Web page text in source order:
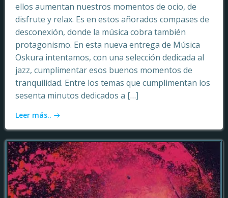
ellos aumentan nuestros momentos de ocio, de
disfrute y relax. Es en estos añorados compases de
desconexión, donde la música cobra también
protagonismo. En esta nueva entrega de Música
Oskura intentamos, con una selección dedicada al
jazz, cumplimentar esos buenos momentos de
tranquilidad. Entre los temas que cumplimentan los
sesenta minutos dedicados a […]
Leer más..